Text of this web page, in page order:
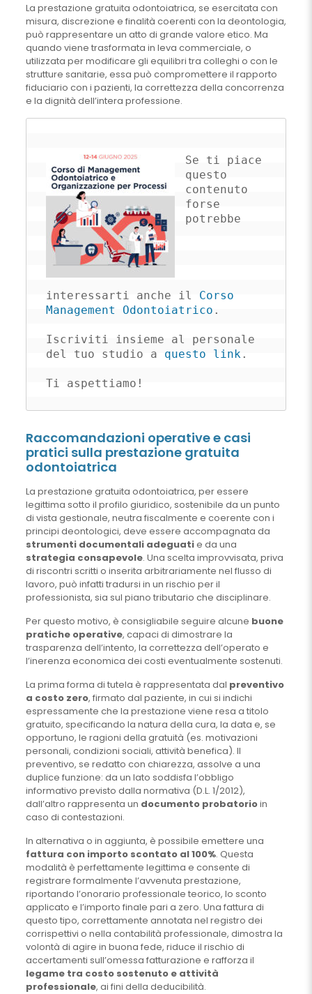
La prestazione gratuita odontoiatrica, se esercitata con
misura, discrezione e finalità coerenti con la deontologia,
può rappresentare un atto di grande valore etico. Ma
quando viene trasformata in leva commerciale, o
utilizzata per modificare gli equilibri tra colleghi o con le
strutture sanitarie, essa può compromettere il rapporto
fiduciario con i pazienti, la correttezza della concorrenza
e la dignità dell’intera professione.
Se ti piace
questo
contenuto
forse
potrebbe
interessarti anche il Corso
Management Odontoiatrico .
Iscriviti insieme al personale
del tuo studio a questo link .
Ti aspettiamo!
Raccomandazioni operative e casi
pratici sulla prestazione gratuita
odontoiatrica
La prestazione gratuita odontoiatrica, per essere
legittima sotto il profilo giuridico, sostenibile da un punto
di vista gestionale, neutra fiscalmente e coerente con i
principi deontologici, deve essere accompagnata da
strumenti documentali adeguatie da una
strategia consapevole. Una scelta improvvisata, priva
di riscontri scritti o inserita arbitrariamente nel flusso di
lavoro, può infatti tradursi in un rischio per il
professionista, sia sul piano tributario che disciplinare.
Per questo motivo, è consigliabile seguire alcune buone
pratiche operative, capaci di dimostrare la
trasparenza dell’intento, la correttezza dell’operato e
l’inerenza economica dei costi eventualmente sostenuti.
La prima forma di tutela è rappresentata dal preventivo
a costo zero, firmato dal paziente, in cui si indichi
espressamente che la prestazione viene resa a titolo
gratuito, specificando la natura della cura, la data e, se
opportuno, le ragioni della gratuità (es. motivazioni
personali, condizioni sociali, attività benefica). Il
preventivo, se redatto con chiarezza, assolve a una
duplice funzione: da un lato soddisfa l’obbligo
informativo previsto dalla normativa (D.L. 1/2012),
dall’altro rappresenta un documento probatorioin
caso di contestazioni.
In alternativa o in aggiunta, è possibile emettere una
fattura con importo scontato al 100%. Questa
modalità è perfettamente legittima e consente di
registrare formalmente l’avvenuta prestazione,
riportando l’onorario professionale teorico, lo sconto
applicato e l’importo finale pari a zero. Una fattura di
questo tipo, correttamente annotata nel registro dei
corrispettivi o nella contabilità professionale, dimostra la
volontà di agire in buona fede, riduce il rischio di
accertamenti sull’omessa fatturazione e rafforza il
legame tra costo sostenuto e attività
professionale, ai fini della deducibilità.